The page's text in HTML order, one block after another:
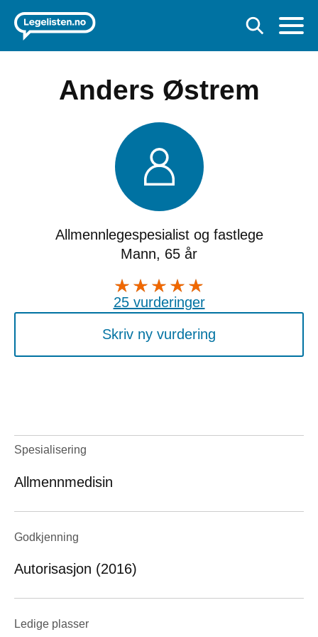
Anders Østrem
Allmennlegespesialist og fastlege
Mann, 65 år
25 vurderinger
Skriv ny vurdering
Spesialisering
Allmennmedisin
Godkjenning
Autorisasjon (2016)
Ledige plasser